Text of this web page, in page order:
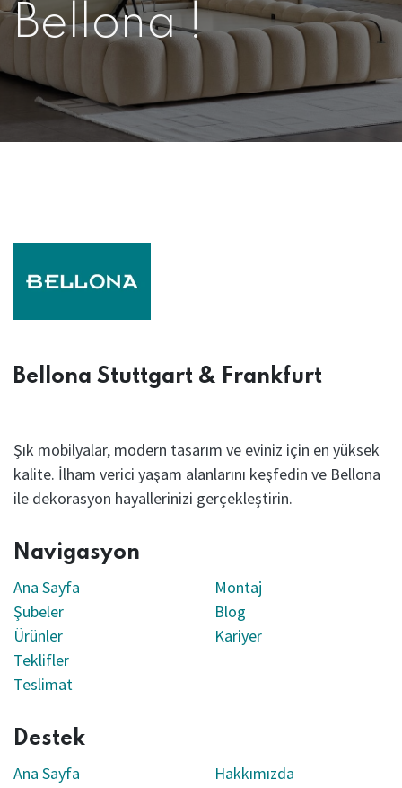
Bellona !
Bellona Stuttgart & Frankfurt
Şık mobilyalar, modern tasarım ve eviniz için en yüksek
kalite. İlham verici yaşam alanlarını keşfedin ve Bellona
ile dekorasyon hayallerinizi gerçekleştirin.
Navigasyon
Ana Sayfa
Şubeler
Ürünler
Teklifler
Teslimat
Montaj
Blog
Kariyer
Destek
Ana Sayfa
Hakkımızda